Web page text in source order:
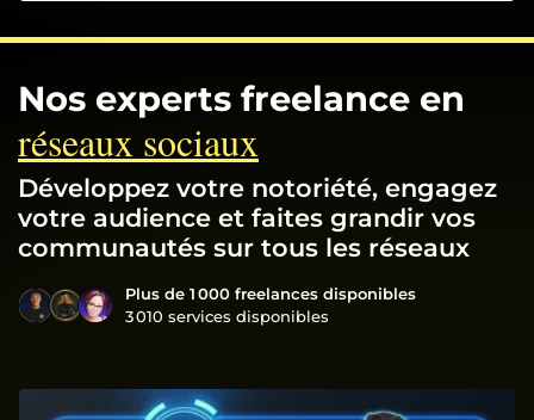
Nos experts freelance en
réseaux sociaux
Développez votre notoriété, engagez
votre audience et faites grandir vos
communautés sur tous les réseaux
Plus de 1 000 freelances disponibles
3 010 services disponibles